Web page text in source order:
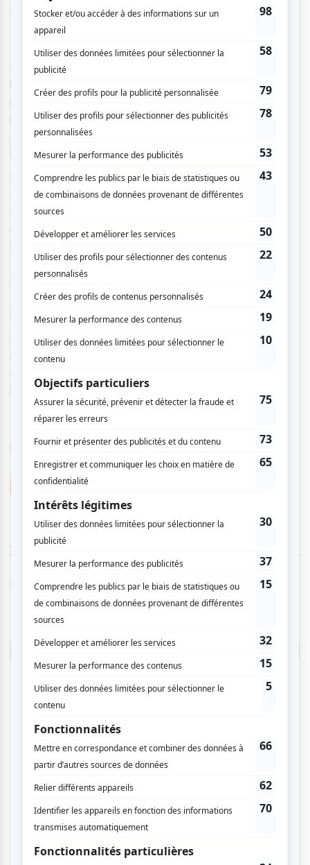
offrir un concert à la fois intime et envoûtant.
Nourri par un périple d'un an à travers les États-Unis et le
Mexique, Ryan Kennedy propose un voyage musical
empreint d'authenticité, où les paysages désertiques et
l'énergie vibrante du Sud transparaissent dans chaque
note. Avec sa voix chaude et puissante, il transporte le
public à travers des mélodies aériennes, des harmonies
enivrantes et des textes profonds qui racontent des
histoires de liberté, de rencontres et de découvertes.
Sur scène, l'artiste s'entoure de musiciens talentueux qui
donnent vie à ses nouvelles compositions et revisitent ses
classiques comme
québécois et international. L'ambiance oscille entre
moments introspectifs et envolées rythmiques, créant une
expérience immersive où chaque spectateur est invité à
embarquer dans ce road trip musical unique.
AvecSouth of the Border, Ryan Kennedy confirme son
talent de conteur et de performeur, livrant un spectacle
sincère, vibrant et chargé d'émotion. Une invitation à
redécouvrir l'artiste sous un jour nouveau, alors qu'il explore
musicale.
https://ryankennedymusic.ca/
Ryan Kennedy
AUCUN COMMENTAIRE
Vous devez être connecté pour
donner un avis.
Connectez-vous ici.